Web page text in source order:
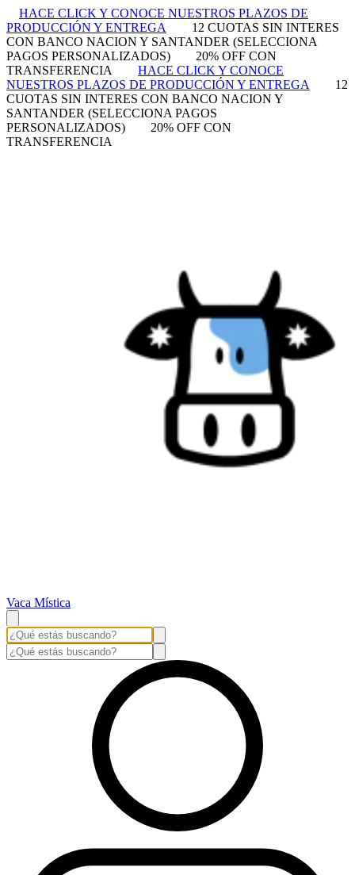
HACE CLICK Y CONOCE NUESTROS PLAZOS DE
PRODUCCIÓN Y ENTREGA
12 CUOTAS SIN INTERES
CON BANCO NACION Y SANTANDER (SELECCIONA
PAGOS PERSONALIZADOS)
20% OFF CON
TRANSFERENCIA
HACE CLICK Y CONOCE
NUESTROS PLAZOS DE PRODUCCIÓN Y ENTREGA
12
CUOTAS SIN INTERES CON BANCO NACION Y
SANTANDER (SELECCIONA PAGOS
PERSONALIZADOS)
20% OFF CON
TRANSFERENCIA
Vaca Mística